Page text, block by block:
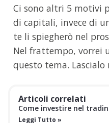
Ci sono altri 5 motivi
di capitali, invece di
te li spiegherò nel
Nel frattempo, vorrei
questo tema.
Articoli correlati
Come investire nel
Leggi Tutto »